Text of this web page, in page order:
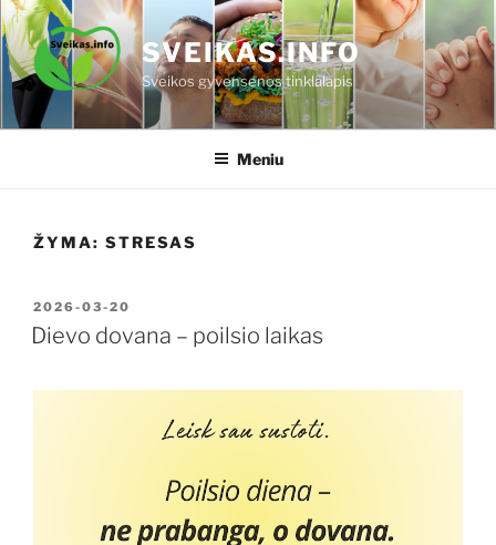
Eiti
prie
turinio
SVEIKAS.INFO
Sveikos gyvensenos tinklalapis
Meniu
ŽYMA: STRESAS
PASKELBTA
2026-03-20
Dievo dovana – poilsio laikas